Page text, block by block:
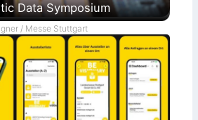
Data Symposium
/ Messe Stuttgart